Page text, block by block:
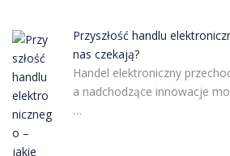
Przyszłość handlu
nas czekają?
Handel elektroniczny
a nadchodzące innowacje
…